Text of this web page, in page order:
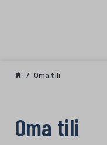
Oma tili
Oma tili